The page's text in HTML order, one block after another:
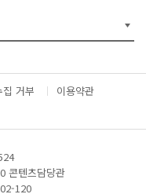
e
서
다
운
드
집 거부
이용약관
콘텐츠담당관
02-120